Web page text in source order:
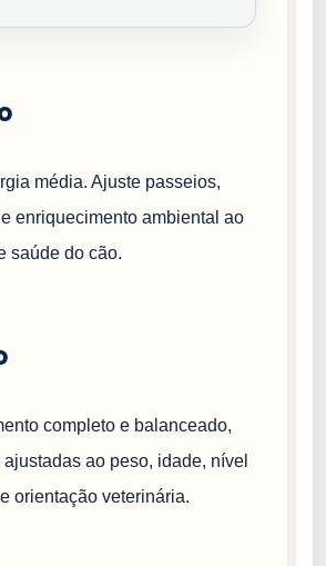
média. Ajuste passeios,
enriquecimento ambiental ao
saúde do cão.
completo e balanceado,
ao peso, idade, nível
orientação veterinária.